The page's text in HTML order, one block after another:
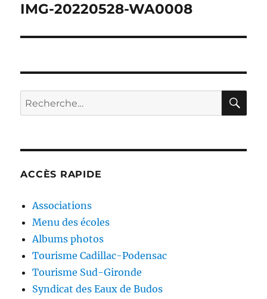
de
IMG-20220528-WA0008
Recherche
pour :
ACCÈS RAPIDE
Associations
Menu des écoles
Albums photos
Tourisme Cadillac-Podensac
Tourisme Sud-Gironde
Syndicat des Eaux de Budos